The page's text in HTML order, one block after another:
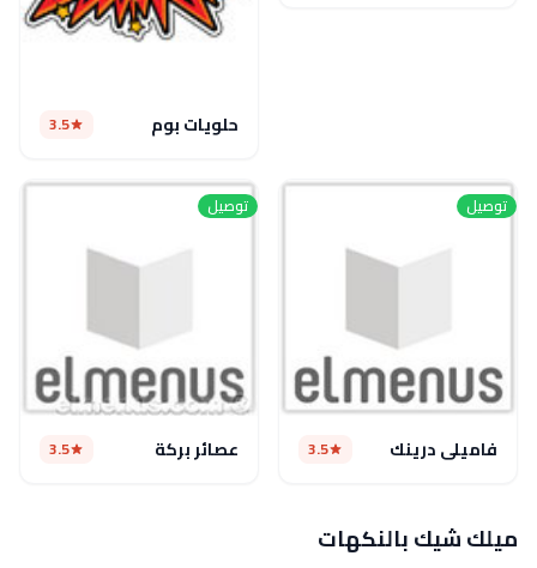
حلويات بوم 3.5
توصيل
فاميلي درينك 3.5
توصيل
عصائر بركة 3.5
ميلك شيك بالنكهات